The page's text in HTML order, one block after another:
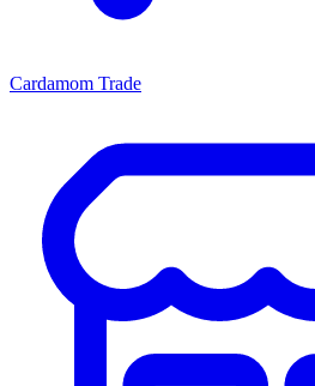
Cardamom Trade